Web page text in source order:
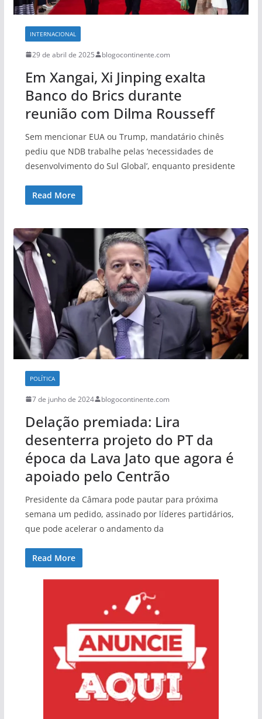
INTERNACIONAL
29 de abril de 2025 blogocontinente.com
Em Xangai, Xi Jinping exalta
Banco do Brics durante
reunião com Dilma Rousseff
Sem mencionar EUA ou Trump, mandatário chinês
pediu que NDB trabalhe pelas ‘necessidades de
desenvolvimento do Sul Global’, enquanto presidente
Read More
POLÍTICA
7 de junho de 2024 blogocontinente.com
Delação premiada: Lira
desenterra projeto do PT da
época da Lava Jato que agora é
apoiado pelo Centrão
Presidente da Câmara pode pautar para próxima
semana um pedido, assinado por líderes partidários,
que pode acelerar o andamento da
Read More